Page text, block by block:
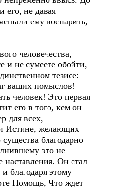
его, не давая
ему воспарить,
человечества,
и не сумеете обойти,
тезисе:
ваших помыслов!
человек! Это первая
его в того, кем он
для всех,
Истине, желающих
существа благодарно
это не
Он стал
благодаря этому
Помощь, Что ждет